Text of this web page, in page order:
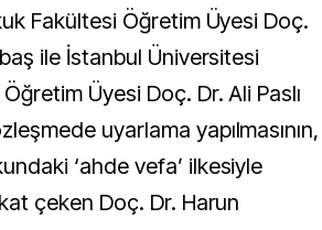
Fakültesi Öğretim Üyesi Doç.
ile İstanbul Üniversitesi
Üyesi Doç. Dr. Ali Paslı
uyarlama yapılmasının,
‘ahde vefa’ ilkesiyle
çeken Doç. Dr. Harun